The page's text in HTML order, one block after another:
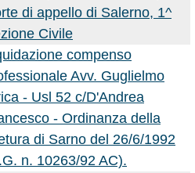
di appello di Salerno, 1^
Civile
compenso
Avv. Guglielmo
- Usl 52 c/D'Andrea
- Ordinanza della
di Sarno del 26/6/1992
n. 10263/92 AC).